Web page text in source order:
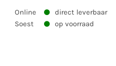
Online
direct leverbaar
Soest
op voorraad